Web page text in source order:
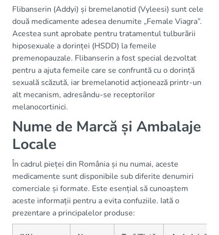
Flibanserin (Addyi) și bremelanotid (Vyleesi) sunt cele
două medicamente adesea denumite „Female Viagra”.
Acestea sunt aprobate pentru tratamentul tulburării
hiposexuale a dorinței (HSDD) la femeile
premenopauzale. Flibanserin a fost special dezvoltat
pentru a ajuta femeile care se confruntă cu o dorință
sexuală scăzută, iar bremelanotid acționează printr-un
alt mecanism, adresându-se receptorilor
melanocortinici.
Nume de Marcă și Ambalaje
Locale
În cadrul pieței din România și nu numai, aceste
medicamente sunt disponibile sub diferite denumiri
comerciale și formate. Este esențial să cunoaștem
aceste informații pentru a evita confuziile. Iată o
prezentare a principalelor produse: